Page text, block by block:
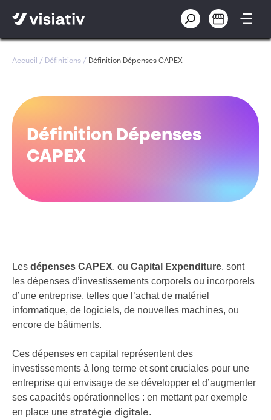
Accueil / Définitions / Définition Dépenses CAPEX
Définition Dépenses
CAPEX
Les dépenses CAPEX, ou Capital Expenditure, sont
les dépenses d’investissements corporels ou incorporels
d’une entreprise, telles que l’achat de matériel
informatique, de logiciels, de nouvelles machines, ou
encore de bâtiments.
Ces dépenses en capital représentent des
investissements à long terme et sont cruciales pour une
entreprise qui envisage de se développer et d’augmenter
ses capacités opérationnelles : en mettant par exemple
en place une stratégie digitale.